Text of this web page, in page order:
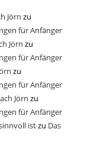
Jörn zu
für Anfänger
Jörn zu
für Anfänger
zu
für Anfänger
Jörn zu
für Anfänger
istzu Das